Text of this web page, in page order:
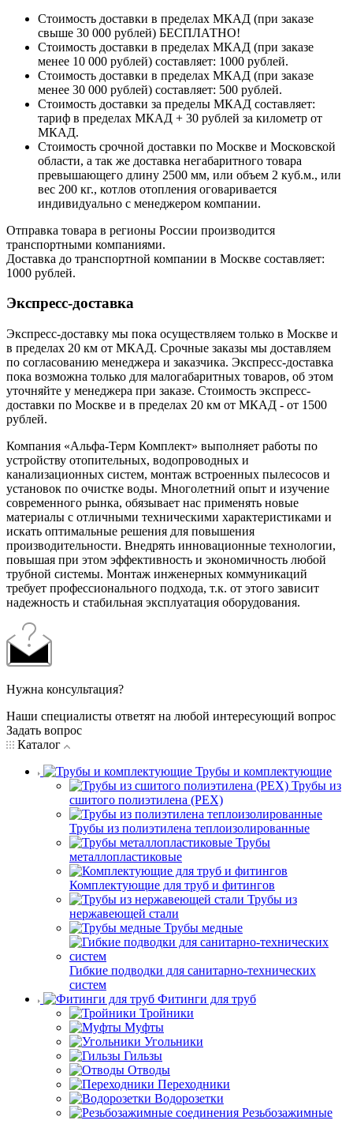
Стоимость доставки в пределах МКАД (при заказе
свыше 30 000 рублей) БЕСПЛАТНО!
Стоимость доставки в пределах МКАД (при заказе
менее 10 000 рублей) составляет: 1000 рублей.
Стоимость доставки в пределах МКАД (при заказе
менее 30 000 рублей) составляет: 500 рублей.
Стоимость доставки за пределы МКАД составляет:
тариф в пределах МКАД + 30 рублей за километр от
МКАД.
Стоимость срочной доставки по Москве и Московской
области, а так же доставка негабаритного товара
превышающего длину 2500 мм, или объем 2 куб.м., или
вес 200 кг., котлов отопления оговаривается
индивидуально с менеджером компании.
Отправка товара в регионы России производится
транспортными компаниями.
Доставка до транспортной компании в Москве составляет:
1000 рублей.
Экспресс-доставка
Экспресс-доставку мы пока осуществляем только в Москве и
в пределах 20 км от МКАД. Срочные заказы мы доставляем
по согласованию менеджера и заказчика. Экспресс-доставка
пока возможна только для малогабаритных товаров, об этом
уточняйте у менеджера при заказе. Стоимость экспресс-
доставки по Москве и в пределах 20 км от МКАД - от 1500
рублей.
Компания «Альфа-Терм Комплект» выполняет работы по
устройству отопительных, водопроводных и
канализационных систем, монтаж встроенных пылесосов и
установок по очистке воды. Многолетний опыт и изучение
современного рынка, обязывает нас применять новые
материалы с отличными техническими характеристиками и
искать оптимальные решения для повышения
производительности. Внедрять инновационные технологии,
повышая при этом эффективность и экономичность любой
трубной системы. Монтаж инженерных коммуникаций
требует профессионального подхода, т.к. от этого зависит
надежность и стабильная эксплуатация оборудования.
Нужна консультация?
Наши специалисты ответят на любой интересующий вопрос
Задать вопрос
Каталог
Трубы и комплектующие
Трубы из
сшитого полиэтилена (PEX)
Трубы из полиэтилена теплоизолированные
Трубы
металлопластиковые
Комплектующие для труб и фитингов
Трубы из
нержавеющей стали
Трубы медные
Гибкие подводки для санитарно-технических
систем
Фитинги для труб
Тройники
Муфты
Угольники
Гильзы
Отводы
Переходники
Водорозетки
Резьбозажимные